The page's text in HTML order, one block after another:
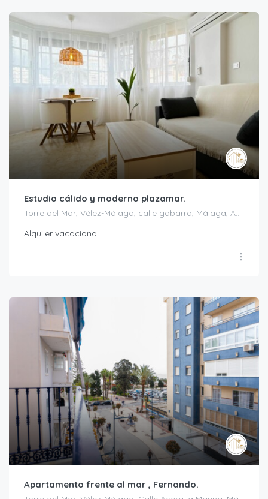
Estudio cálido y moderno plazamar.
Torre del Mar, Vélez-Málaga, calle gabarra, Málaga, Andalucía, 29740, España
Alquiler vacacional
Apartamento frente al mar , Fernando.